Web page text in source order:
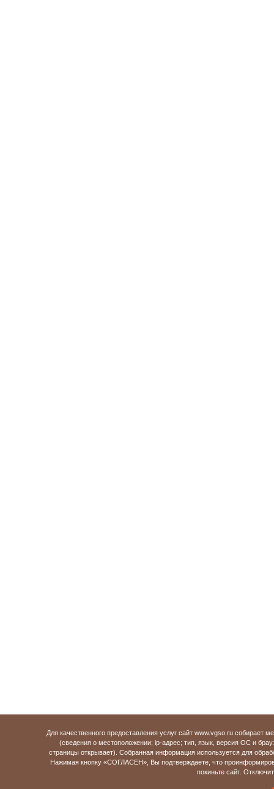
Для качественного предоставления услуг сайт www.vgso.ru
(сведения о местоположении; ip-адрес; тип, язык, версия ОС и
страницы открывает). Собранная информация используется для
Нажимая кнопку «СОГЛАСЕН», Вы подтверждаете, что
покиньте сайт.